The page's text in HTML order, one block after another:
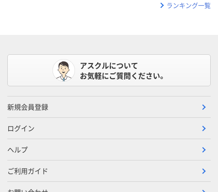
ランキング一覧
アスクルについて
お気軽にご質問ください。
新規会員登録
ログイン
ヘルプ
ご利用ガイド